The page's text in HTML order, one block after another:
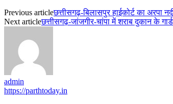
Previous articleछत्तीसगढ़-बिलासपुर हाईकोर्ट का अरपा
Next articleछत्तीसगढ़-जांजगीर-चांपा में शराब दुकान के
admin
https://parthtoday.in